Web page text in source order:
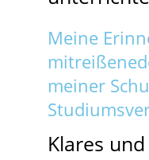
Meine
meiner
Klares